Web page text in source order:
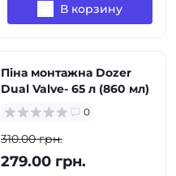
В корзину
Піна монтажна Dozer
Dual Valve- 65 л (860 мл)
0
310.00 грн.
279.00 грн.